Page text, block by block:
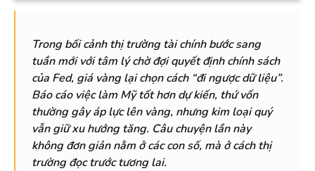
Trong bối cảnh thị trường tài chính bước sang
tuần mới với tâm lý chờ đợi quyết định chính sách
của Fed, giá vàng lại chọn cách “đi ngược dữ liệu”.
Báo cáo việc làm Mỹ tốt hơn dự kiến, thứ vốn
thường gây áp lực lên vàng, nhưng kim loại quý
vẫn giữ xu hướng tăng. Câu chuyện lần này
không đơn giản nằm ở các con số, mà ở cách thị
trường đọc trước tương lai.